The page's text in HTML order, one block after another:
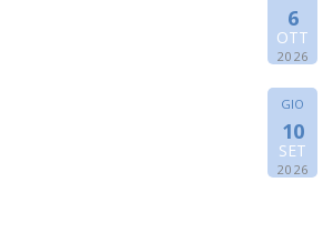
6
OTT
2026
GIO
10
SET
2026